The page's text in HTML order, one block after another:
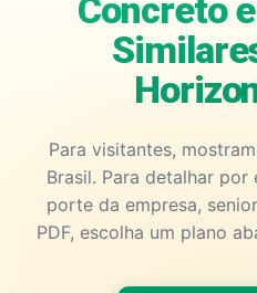
Concreto
Para visitantes,
Brasil. Para detalhar
porte da empresa,
PDF, escolha um plano